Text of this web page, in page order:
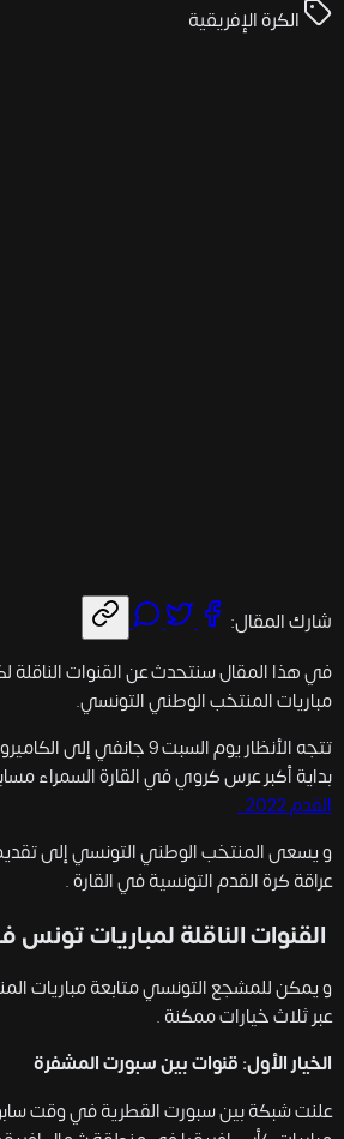
الكرة الإفريقية
شارك المقال:
في هذا المقال سنتحدث عن القنوات الناقلة
مباريات المنتخب الوطني التونسي.
تتجه الأنظار يوم السبت 9
بداية أكبر عرس كروي في القارة السمراء
القدم 2022 .
و يسعى المنتخب الوطني التونسي إلى
عراقة كرة القدم التونسية في القارة .
القنوات الناقلة لمباريات
و يمكن للمشجع التونسي متابعة مباريات
عبر ثلاث خيارات ممكنة .
الخيار الأول: قنوات بين سبورت المشفرة
علنت شبكة بين سبورت القطرية في وقت